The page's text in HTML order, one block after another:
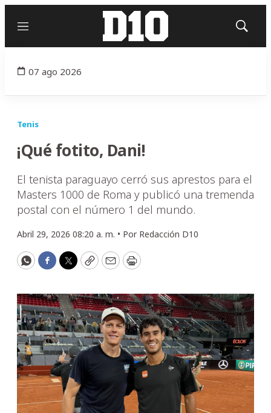
Menú
Mostrar
07 ago 2026
Tenis
¡Qué fotito, Dani!
El tenista paraguayo cerró sus aprestos para el
Masters 1000 de Roma y publicó una tremenda
postal con el número 1 del mundo.
Abril 29, 2026 08:20 a. m. • Por Redacción D10
WhatsApp
Facebook
Twitter
CopyEmailPrint